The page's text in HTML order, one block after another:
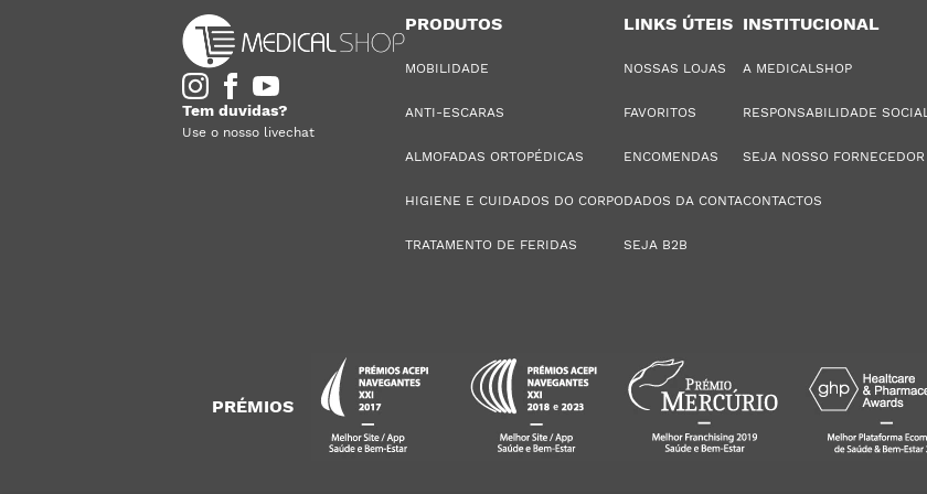
Tem duvidas?
Use o nosso livechat
PRODUTOS
MOBILIDADE
ANTI-ESCARAS
ALMOFADAS ORTOPÉDICAS
HIGIENE E CUIDADOS DO CORPO
TRATAMENTO DE FERIDAS
LINKS ÚTEIS
NOSSAS LOJAS
FAVORITOS
ENCOMENDAS
DADOS DA CONTA
SEJA B2B
INSTITUCIONAL
A MEDICALSHOP
RESPONSABILIDADE SOCIAL
SEJA NOSSO FORNECEDOR
CONTACTOS
PRÉMIOS